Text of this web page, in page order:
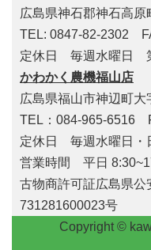
広島県神石郡神石高原
TEL: 0847-82-2302
定休日 毎週水曜日
かわかく農機福山店
広島県福山市神辺町大
TEL：084-965-6516
定休日 毎週水曜日・
営業時間 平日
古物商許可証広島県公
731281600023号
Copyright ©